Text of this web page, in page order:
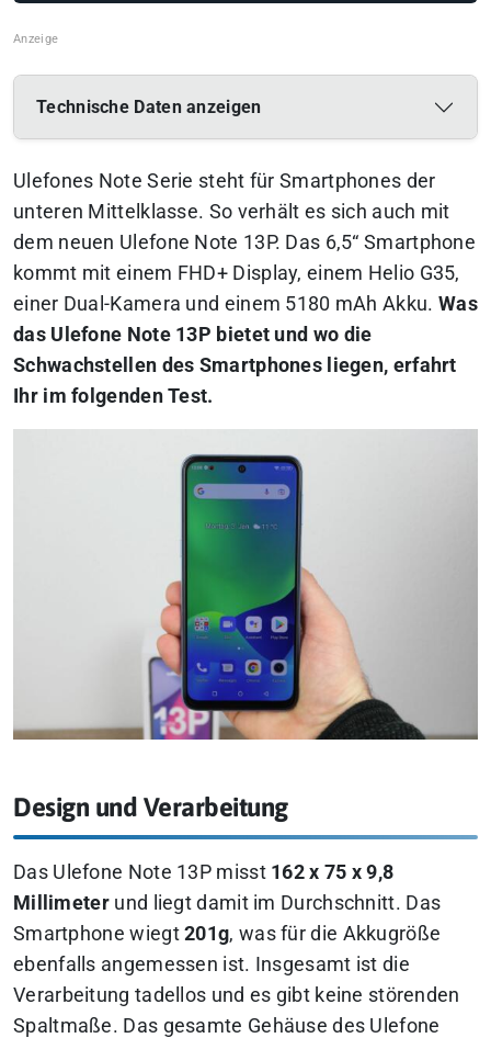
Technische Daten anzeigen
Ulefones Note Serie steht für Smartphones der
unteren Mittelklasse. So verhält es sich auch mit
dem neuen Ulefone Note 13P. Das 6,5“ Smartphone
kommt mit einem FHD+ Display, einem Helio G35,
einer Dual-Kamera und einem 5180 mAh Akku. Was
das Ulefone Note 13P bietet und wo die
Schwachstellen des Smartphones liegen, erfahrt
Ihr im folgenden Test.
Design und Verarbeitung
Das Ulefone Note 13P misst 162 x 75 x 9,8
Millimeter und liegt damit im Durchschnitt. Das
Smartphone wiegt201g, was für die Akkugröße
ebenfalls angemessen ist. Insgesamt ist die
Verarbeitung tadellos und es gibt keine störenden
Spaltmaße. Das gesamte Gehäuse des Ulefone